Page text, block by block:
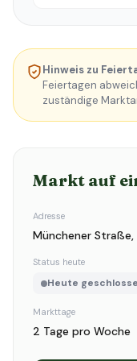
Hinweis zu
Feiertagen
zuständige
Markt auf
Adresse
Münchener Straße,
Status heute
Heute
Markttage
2 Tage pro Woche